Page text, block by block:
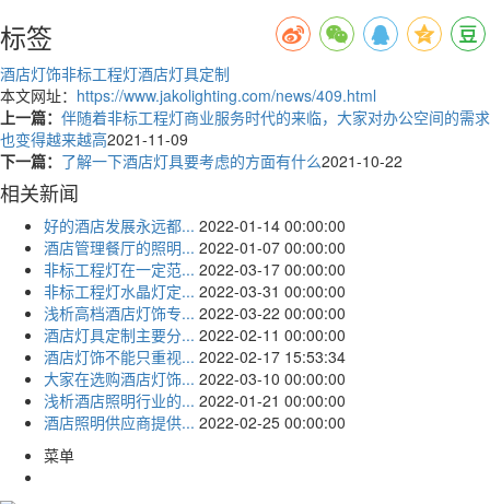
标签
酒店灯饰非标工程灯酒店灯具定制
本文网址： https://www.jakolighting.com/news/409.html
上一篇： 伴随着非标工程灯商业服务时代的来临，大家对办公空间的需求
也变得越来越高2021-11-09
下一篇： 了解一下酒店灯具要考虑的方面有什么2021-10-22
相关新闻
好的酒店发展永远都... 2022-01-14 00:00:00
酒店管理餐厅的照明... 2022-01-07 00:00:00
非标工程灯在一定范... 2022-03-17 00:00:00
非标工程灯水晶灯定... 2022-03-31 00:00:00
浅析高档酒店灯饰专... 2022-03-22 00:00:00
酒店灯具定制主要分... 2022-02-11 00:00:00
酒店灯饰不能只重视... 2022-02-17 15:53:34
大家在选购酒店灯饰... 2022-03-10 00:00:00
浅析酒店照明行业的... 2022-01-21 00:00:00
酒店照明供应商提供... 2022-02-25 00:00:00
菜单